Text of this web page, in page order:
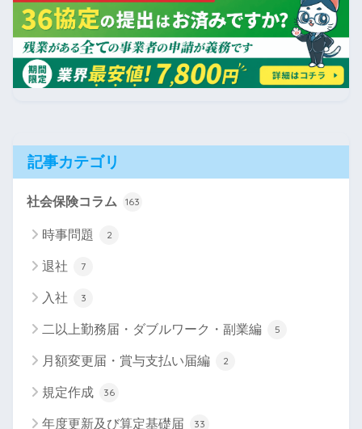
記事カテゴリ
社会保険コラム 163
時事問題 2
退社 7
入社 3
二以上勤務届・ダブルワーク・副業編 5
月額変更届・賞与支払い届編 2
規定作成 36
年度更新及び算定基礎届 33